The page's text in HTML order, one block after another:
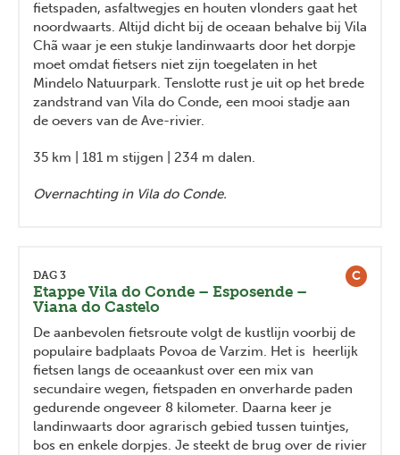
fietspaden, asfaltwegjes en houten vlonders gaat het
noordwaarts. Altijd dicht bij de oceaan behalve bij Vila
Chã waar je een stukje landinwaarts door het dorpje
moet omdat fietsers niet zijn toegelaten in het
Mindelo Natuurpark. Tenslotte rust je uit op het brede
zandstrand van Vila do Conde, een mooi stadje aan
de oevers van de Ave-rivier.
35 km | 181 m stijgen | 234 m dalen.
Overnachting in Vila do Conde.
C
DAG 3
Etappe Vila do Conde – Esposende –
Viana do Castelo
De aanbevolen fietsroute volgt de kustlijn voorbij de
populaire badplaats Povoa de Varzim. Het is heerlijk
fietsen langs de oceaankust over een mix van
secundaire wegen, fietspaden en onverharde paden
gedurende ongeveer 8 kilometer. Daarna keer je
landinwaarts door agrarisch gebied tussen tuintjes,
bos en enkele dorpjes. Je steekt de brug over de rivier